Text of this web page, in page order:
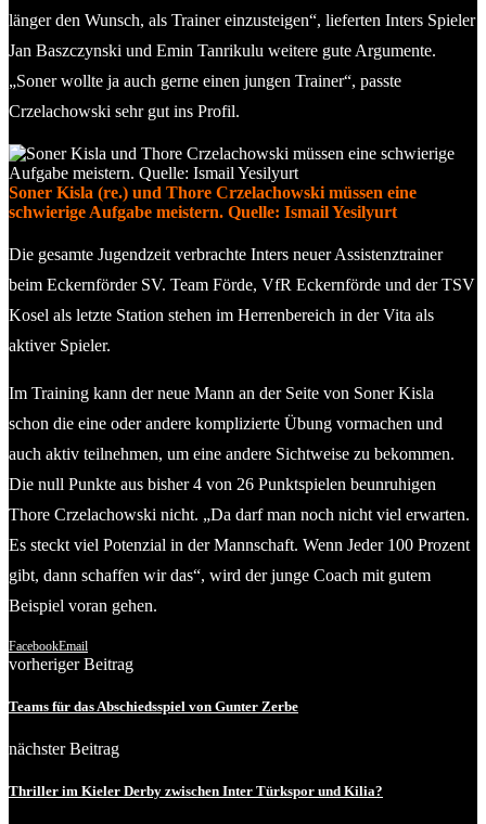
länger den Wunsch, als Trainer einzusteigen“, lieferten Inters Spieler
Jan Baszczynski und Emin Tanrikulu weitere gute Argumente.
„Soner wollte ja auch gerne einen jungen Trainer“, passte
Crzelachowski sehr gut ins Profil.
Soner Kisla (re.) und Thore Crzelachowski müssen eine
schwierige Aufgabe meistern. Quelle: Ismail Yesilyurt
Die gesamte Jugendzeit verbrachte Inters neuer Assistenztrainer
beim Eckernförder SV. Team Förde, VfR Eckernförde und der TSV
Kosel als letzte Station stehen im Herrenbereich in der Vita als
aktiver Spieler.
Im Training kann der neue Mann an der Seite von Soner Kisla
schon die eine oder andere komplizierte Übung vormachen und
auch aktiv teilnehmen, um eine andere Sichtweise zu bekommen.
Die null Punkte aus bisher 4 von 26 Punktspielen beunruhigen
Thore Crzelachowski nicht. „Da darf man noch nicht viel erwarten.
Es steckt viel Potenzial in der Mannschaft. Wenn Jeder 100 Prozent
gibt, dann schaffen wir das“, wird der junge Coach mit gutem
Beispiel voran gehen.
FacebookEmail
vorheriger Beitrag
Teams für das Abschiedsspiel von Gunter Zerbe
nächster Beitrag
Thriller im Kieler Derby zwischen Inter Türkspor und Kilia?